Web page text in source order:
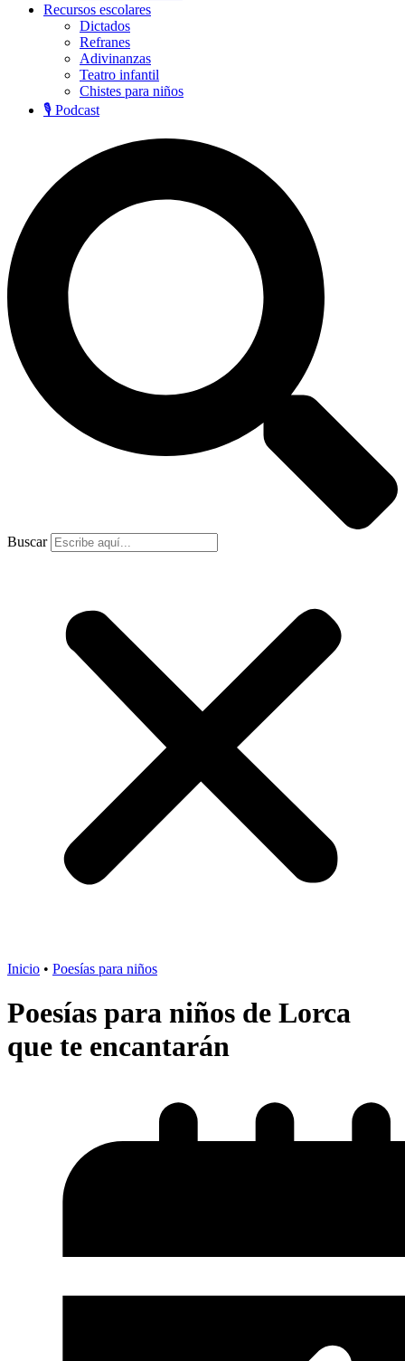
Recursos escolares
Dictados
Refranes
Adivinanzas
Teatro infantil
Chistes para niños
🎙️ Podcast
Buscar
Inicio • Poesías para niños
Poesías para niños de Lorca
que te encantarán